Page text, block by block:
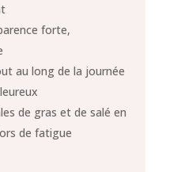
forte,
au long de la journée
de gras et de salé en
de fatigue